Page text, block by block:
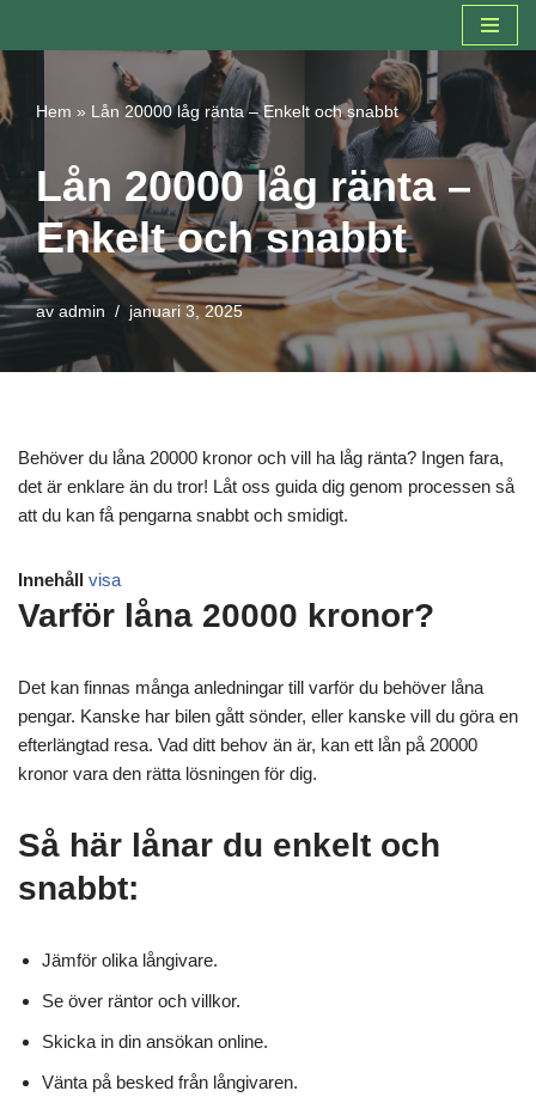
innehåll
Hem » Lån 20000 låg ränta – Enkelt och snabbt
Lån 20000 låg ränta –
Enkelt och snabbt
av admin januari 3, 2025
Behöver du låna 20000 kronor och vill ha låg ränta? Ingen fara,
det är enklare än du tror! Låt oss guida dig genom processen så
att du kan få pengarna snabbt och smidigt.
Innehåll visa
Varför låna 20000 kronor?
Det kan finnas många anledningar till varför du behöver låna
pengar. Kanske har bilen gått sönder, eller kanske vill du göra en
efterlängtad resa. Vad ditt behov än är, kan ett lån på 20000
kronor vara den rätta lösningen för dig.
Så här lånar du enkelt och
snabbt:
Jämför olika långivare.
Se över räntor och villkor.
Skicka in din ansökan online.
Vänta på besked från långivaren.